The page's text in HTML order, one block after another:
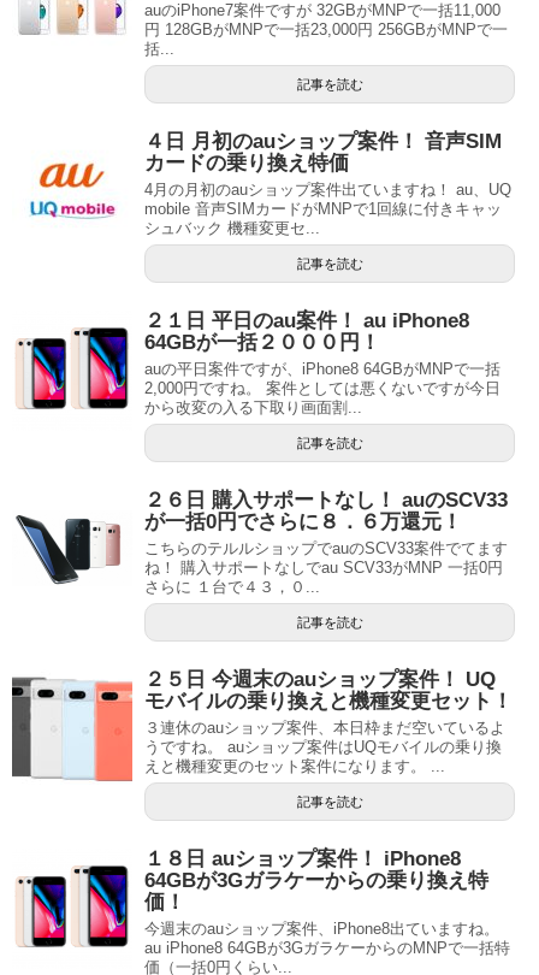
auのiPhone7案件ですが 32GBがMNPで一括11,000
円 128GBがMNPで一括23,000円 256GBがMNPで一
括...
記事を読む
４日 月初のauショップ案件！ 音声SIM
カードの乗り換え特価
4月の月初のauショップ案件出ていますね！ au、UQ
mobile 音声SIMカードがMNPで1回線に付きキャッ
シュバック 機種変更セ...
記事を読む
２１日 平日のau案件！ au iPhone8
64GBが一括２０００円！
auの平日案件ですが、iPhone8 64GBがMNPで一括
2,000円ですね。 案件としては悪くないですが今日
から改変の入る下取り画面割...
記事を読む
２６日 購入サポートなし！ auのSCV33
が一括0円でさらに８．６万還元！
こちらのテルルショップでauのSCV33案件でてます
ね！ 購入サポートなしでau SCV33がMNP 一括0円
さらに １台で４３，０...
記事を読む
２５日 今週末のauショップ案件！ UQ
モバイルの乗り換えと機種変更セット！
３連休のauショップ案件、本日枠まだ空いているよ
うですね。 auショップ案件はUQモバイルの乗り換
えと機種変更のセット案件になります。 ...
記事を読む
１８日 auショップ案件！ iPhone8
64GBが3Gガラケーからの乗り換え特
価！
今週末のauショップ案件、iPhone8出ていますね。
au iPhone8 64GBが3GガラケーからのMNPで一括特
価（一括0円くらい...